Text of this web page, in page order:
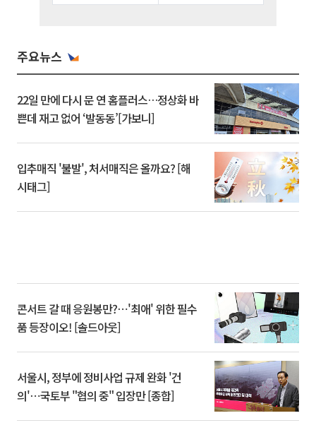
주요뉴스
22일 만에 다시 문 연 홈플러스…정상화 바
쁜데 재고 없어 ‘발동동’[가보니]
입추매직 '불발', 처서매직은 올까요? [해
시태그]
콘서트 갈 때 응원봉만?⋯'최애' 위한 필수
품 등장이오! [솔드아웃]
서울시, 정부에 정비사업 규제 완화 '건
의'⋯국토부 "협의 중" 입장만 [종합]